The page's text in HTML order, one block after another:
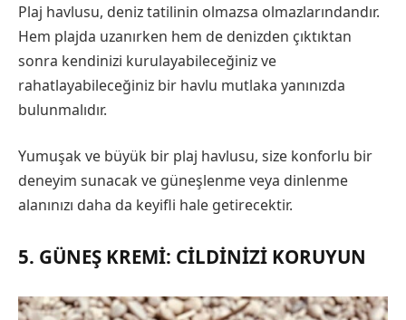
Plaj havlusu, deniz tatilinin olmazsa olmazlarındandır.
Hem plajda uzanırken hem de denizden çıktıktan
sonra kendinizi kurulayabileceğiniz ve
rahatlayabileceğiniz bir havlu mutlaka yanınızda
bulunmalıdır.
Yumuşak ve büyük bir plaj havlusu, size konforlu bir
deneyim sunacak ve güneşlenme veya dinlenme
alanınızı daha da keyifli hale getirecektir.
5. GÜNEŞ KREMI: CILDINIZI KORUYUN